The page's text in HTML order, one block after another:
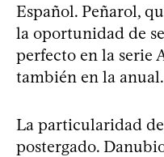
Español. Peñarol,
la oportunidad de
perfecto en la serie
también en la anual.
La particularidad
postergado.